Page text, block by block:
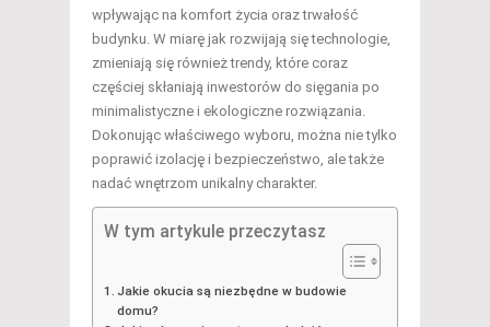
wpływając na komfort życia oraz trwałość
budynku. W miarę jak rozwijają się technologie,
zmieniają się również trendy, które coraz
częściej skłaniają inwestorów do sięgania po
minimalistyczne i ekologiczne rozwiązania.
Dokonując właściwego wyboru, można nie tylko
poprawić izolację i bezpieczeństwo, ale także
nadać wnętrzom unikalny charakter.
W tym artykule przeczytasz
Jakie okucia są niezbędne w budowie
domu?